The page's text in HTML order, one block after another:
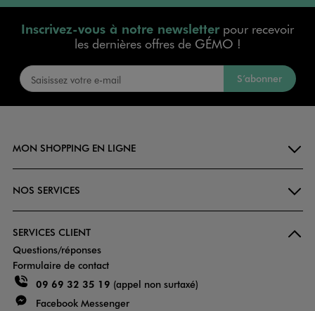
Inscrivez-vous à notre newsletterpour recevoir
les dernières offres de GÉMO !
S’abonner
MON SHOPPING EN LIGNE
NOS SERVICES
SERVICES CLIENT
Questions/réponses
Formulaire de contact
09 69 32 35 19 (appel non surtaxé)
Facebook Messenger